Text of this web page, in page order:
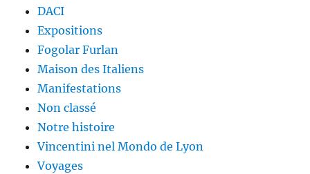
DACI
Expositions
Fogolar Furlan
Maison des Italiens
Manifestations
Non classé
Notre histoire
Vincentini nel Mondo de Lyon
Voyages